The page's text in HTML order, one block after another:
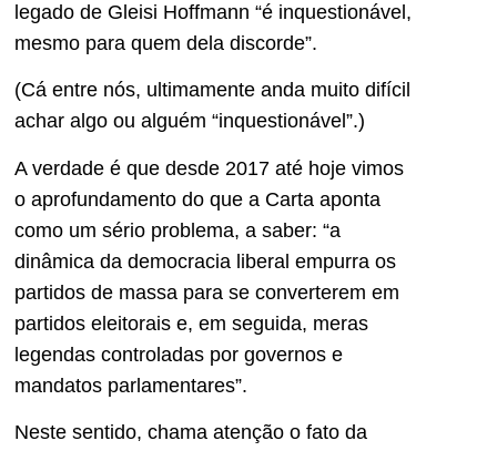
legado de Gleisi Hoffmann “é inquestionável,
mesmo para quem dela discorde”.
(Cá entre nós, ultimamente anda muito difícil
achar algo ou alguém “inquestionável”.)
A verdade é que desde 2017 até hoje vimos
o aprofundamento do que a Carta aponta
como um sério problema, a saber: “a
dinâmica da democracia liberal empurra os
partidos de massa para se converterem em
partidos eleitorais e, em seguida, meras
legendas controladas por governos e
mandatos parlamentares”.
Neste sentido, chama atenção o fato da